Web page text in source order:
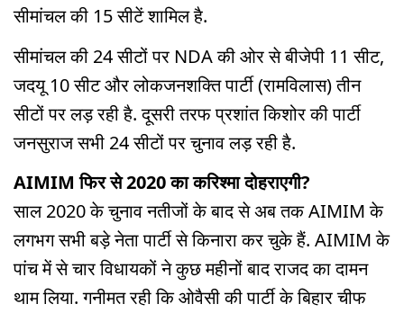
सीमांचल की 15 सीटें शामिल है.
सीमांचल की 24 सीटों पर NDA की ओर से बीजेपी 11 सीट,
जदयू 10 सीट और लोकजनशक्ति पार्टी (रामविलास) तीन
सीटों पर लड़ रही है. दूसरी तरफ प्रशांत किशोर की पार्टी
जनसुराज सभी 24 सीटों पर चुनाव लड़ रही है.
AIMIM फिर से 2020 का करिश्मा दोहराएगी?
साल 2020 के चुनाव नतीजों के बाद से अब तक AIMIM के
लगभग सभी बड़े नेता पार्टी से किनारा कर चुके हैं. AIMIM के
पांच में से चार विधायकों ने कुछ महीनों बाद राजद का दामन
थाम लिया. गनीमत रही कि ओवैसी की पार्टी के बिहार चीफ